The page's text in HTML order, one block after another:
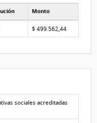
Monto
$ 499.562,44
sociales acreditadas